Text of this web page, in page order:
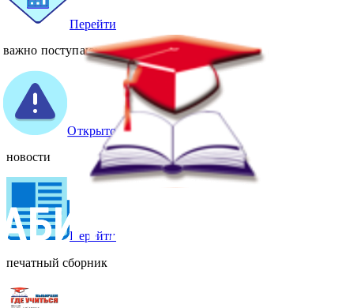
Перейти
важно поступающему
Открыто
новости
Перейти
печатный сборник